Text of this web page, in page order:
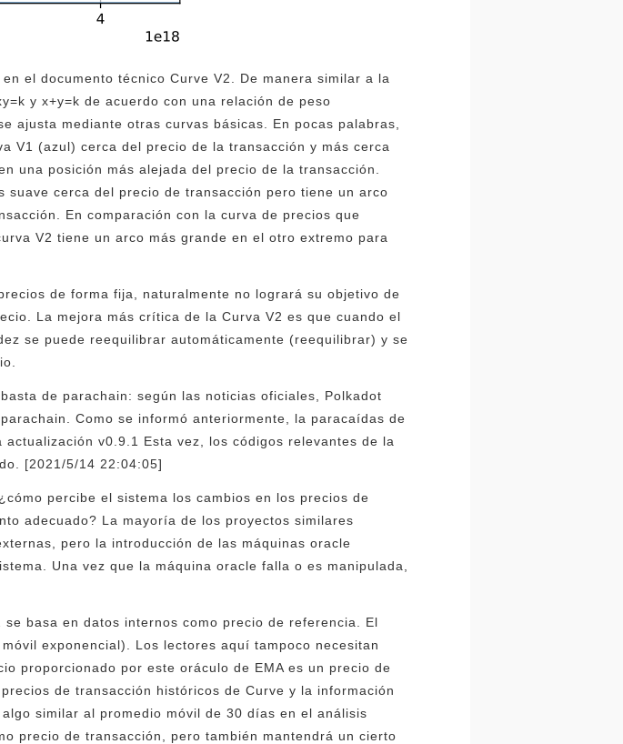
el documento técnico Curve V2. De manera similar a la
y x+y=k de acuerdo con una relación de peso
ajusta mediante otras curvas básicas. En pocas palabras,
V1 (azul) cerca del precio de la transacción y más cerca
una posición más alejada del precio de la transacción.
cerca del precio de transacción pero tiene un arco
En comparación con la curva de precios que
V2 tiene un arco más grande en el otro extremo para
de forma fija, naturalmente no logrará su objetivo de
La mejora más crítica de la Curva V2 es que cuando el
se puede reequilibrar automáticamente (reequilibrar) y se
de parachain: según las noticias oficiales, Polkadot
Como se informó anteriormente, la paracaídas de
v0.9.1 Esta vez, los códigos relevantes de la
[2021/5/14 22:04:05]
percibe el sistema los cambios en los precios de
adecuado? La mayoría de los proyectos similares
pero la introducción de las máquinas oracle
Una vez que la máquina oracle falla o es manipulada,
basa en datos internos como precio de referencia. El
exponencial). Los lectores aquí tampoco necesitan
proporcionado por este oráculo de EMA es un precio de
de transacción históricos de Curve y la información
similar al promedio móvil de 30 días en el análisis
precio de transacción, pero también mantendrá un cierto